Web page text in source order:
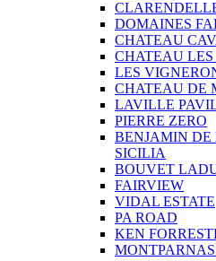
DOMAINES
CHATEAU
CHATEAU
LES
CHATEAU DE
LAVILLE
PIERRE ZERO
BENJAMIN DE
SICILIA
BOUVET
FAIRVIEW
VIDAL ESTATE
PA ROAD
KEN